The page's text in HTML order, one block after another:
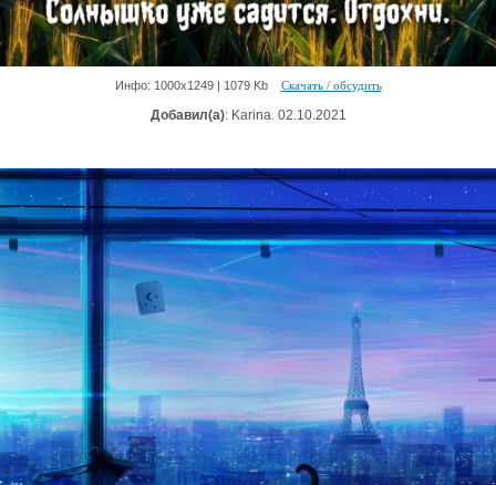
Инфо: 1000х1249 | 1079 Kb Скачать / обсудить
Добавил(а): Karina. 02.10.2021